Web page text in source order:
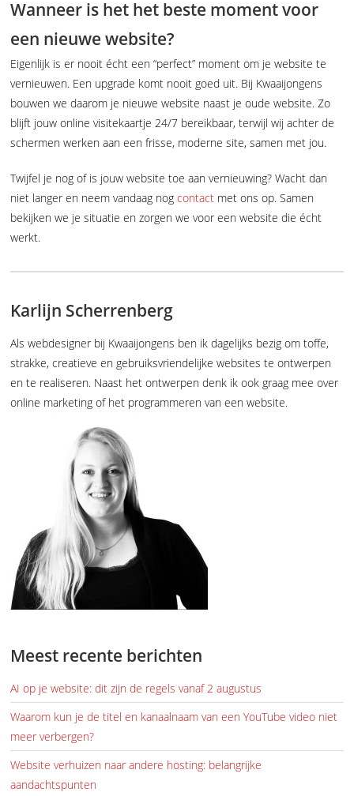
Wanneer is het het beste moment voor
een nieuwe website?
Eigenlijk is er nooit écht een “perfect” moment om je website te
vernieuwen. Een upgrade komt nooit goed uit. Bij Kwaaijongens
bouwen we daarom je nieuwe website naast je oude website. Zo
blijft jouw online visitekaartje 24/7 bereikbaar, terwijl wij achter de
schermen werken aan een frisse, moderne site, samen met jou.
Twijfel je nog of is jouw website toe aan vernieuwing? Wacht dan
niet langer en neem vandaag nogcontact met ons op. Samen
bekijken we je situatie en zorgen we voor een website die écht
werkt.
Karlijn Scherrenberg
Als webdesigner bij Kwaaijongens ben ik dagelijks bezig om toffe,
strakke, creatieve en gebruiksvriendelijke websites te ontwerpen
en te realiseren. Naast het ontwerpen denk ik ook graag mee over
online marketing of het programmeren van een website.
Meest recente berichten
AI op je website: dit zijn de regels vanaf 2 augustus
Waarom kun je de titel en kanaalnaam van een YouTube video niet
meer verbergen?
Website verhuizen naar andere hosting: belangrijke
aandachtspunten